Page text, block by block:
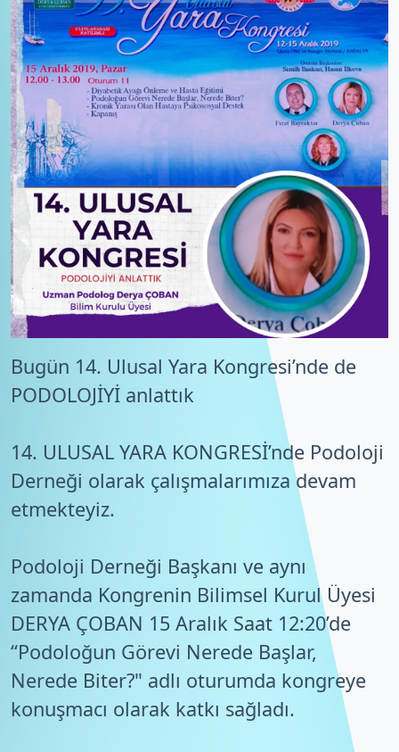
Bugün 14. Ulusal Yara Kongresi’nde de
PODOLOJİYİ anlattık
14. ULUSAL YARA KONGRESİ’nde Podoloji
Derneği olarak çalışmalarımıza devam
etmekteyiz.
Podoloji Derneği Başkanı ve aynı
zamanda Kongrenin Bilimsel Kurul Üyesi
DERYA ÇOBAN 15 Aralık Saat 12:20’de
“Podoloğun Görevi Nerede Başlar,
Nerede Biter?" adlı oturumda kongreye
konuşmacı olarak katkı sağladı.